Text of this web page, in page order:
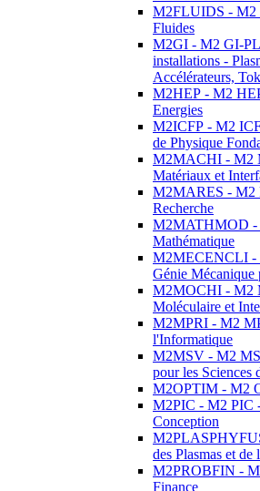
M2FLUIDS - M2
Fluides
M2GI - M2 GI-
installations -
Accélérateurs,
M2HEP - M2
Energies
M2ICFP - M2
de Physique
M2MACHI - M2
Matériaux et
M2MARES - M2
Recherche
M2MATHMOD -
Mathématique
M2MECENCLI
Génie Mécanique
M2MOCHI - M2
Moléculaire et
M2MPRI - M2
l'Informatique
M2MSV - M2
pour les Sciences
M2OPTIM - M2
M2PIC - M2 PIC
Conception
des Plasmas et de
M2PROBFIN -
Finance